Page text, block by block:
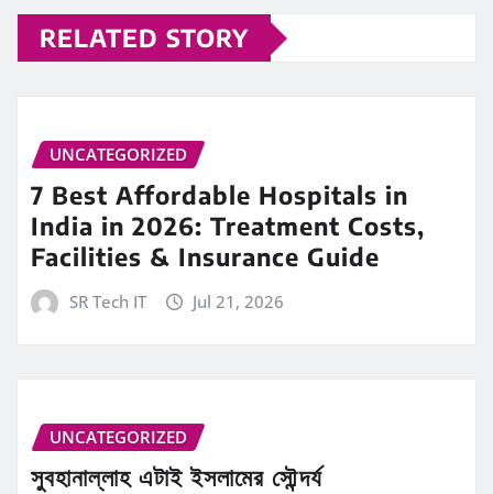
RELATED STORY
UNCATEGORIZED
7 Best Affordable Hospitals in
India in 2026: Treatment Costs,
Facilities & Insurance Guide
SR Tech IT Jul 21, 2026
UNCATEGORIZED
সুবহানাল্লাহ এটাই ইসলামের সৌন্দর্য